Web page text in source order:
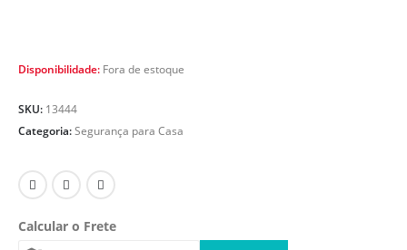
Disponibilidade: Fora de estoque
SKU: 13444
Categoria:Segurança para Casa
Calcular o Frete